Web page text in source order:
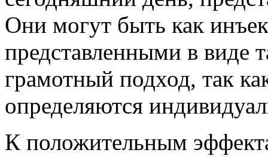
Они могут быть как
представленными в виде
грамотный подход, так
определяются
К положительным